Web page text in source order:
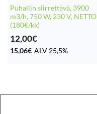
Puhallin siirrettävä, 3900
m3/h, 750 W, 230 V, NETTO
(180€/kk)
12,00€
15,06€ ALV 25,5%